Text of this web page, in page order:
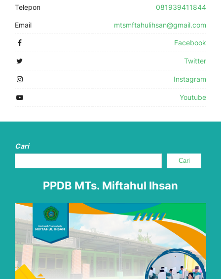
Telepon 081939411844
Email mtsmftahulihsan@gmail.com
Facebook
Twitter
Instagram
Youtube
Cari
Cari
PPDB MTs. Miftahul Ihsan